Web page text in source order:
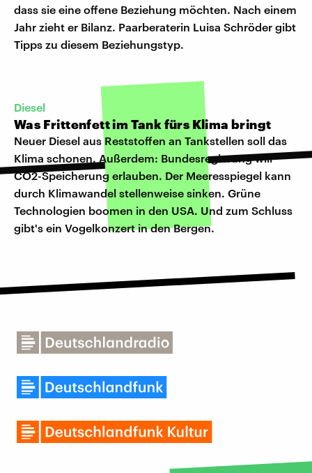
dass sie eine offene Beziehung möchten. Nach einem
Jahr zieht er Bilanz. Paarberaterin Luisa Schröder gibt
Tipps zu diesem Beziehungstyp.
Diesel
Was Frittenfett im Tank fürs Klima bringt
Neuer Diesel aus Reststoffen an Tankstellen soll das
Klima schonen. Außerdem: Bundesregierung will
CO2-Speicherung erlauben. Der Meeresspiegel kann
durch Klimawandel stellenweise sinken. Grüne
Technologien boomen in den USA. Und zum Schluss
gibt's ein Vogelkonzert in den Bergen.